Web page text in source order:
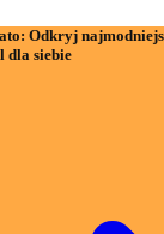
Odkryj
dla siebie